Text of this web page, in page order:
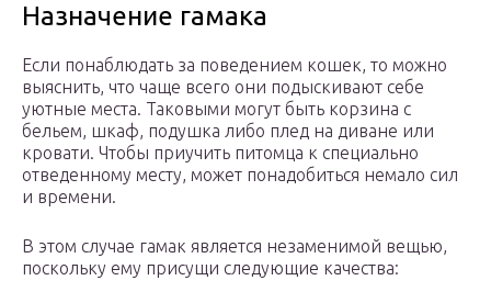
Назначение гамака
Если понаблюдать за поведением кошек, то можно
выяснить, что чаще всего они подыскивают себе
уютные места. Таковыми могут быть корзина с
бельем, шкаф, подушка либо плед на диване или
кровати. Чтобы приучить питомца к специально
отведенному месту, может понадобиться немало сил
и времени.
В этом случае гамак является незаменимой вещью,
поскольку ему присущи следующие качества: